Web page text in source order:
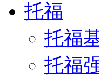
托福
托福
托福